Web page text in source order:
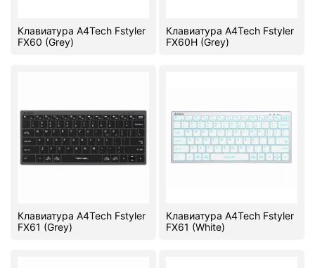
Клавиатура A4Tech Fstyler
FX60 (Grey)
Клавиатура A4Tech Fstyler
FX60H (Grey)
Клавиатура A4Tech Fstyler
FX61 (Grey)
Клавиатура A4Tech Fstyler
FX61 (White)